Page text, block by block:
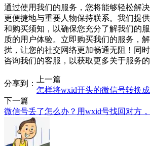
通过使用我们的服务，您将能够轻松解
更便捷地与重要人物保持联系。我们提
和购买须知，以确保您充分了解我们的
质的用户体验。立即购买我们的服务，
扰，让您的社交网络更加畅通无阻！同
咨询我们的客服，以获取更多关于服务的
分享到：
上一篇
怎样将wxid开头的微信号转换
下一篇
微信号丢了怎么办？用wxid号找回对方